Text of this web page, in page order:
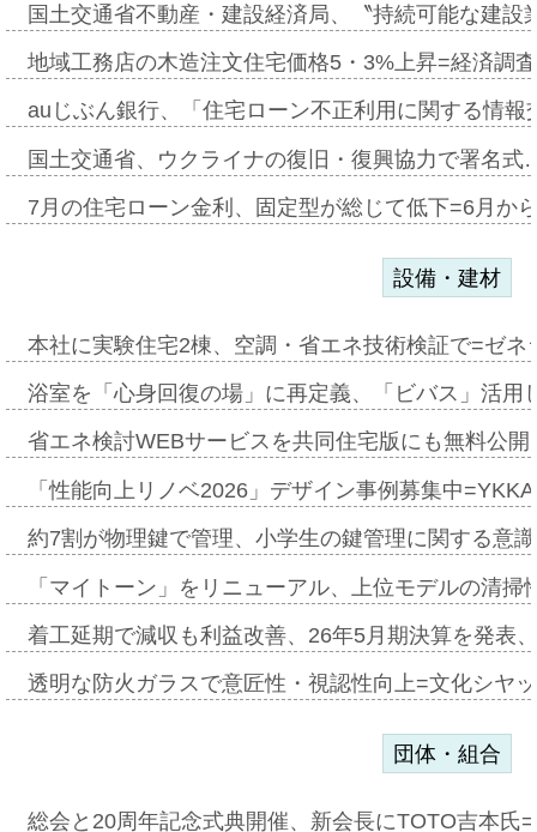
国土交通省不動産・建設経済局、〝持続可能な建
地域工務店の木造注文住宅価格5・3%上昇=経済調
auじぶん銀行、「住宅ローン不正利用に関する情
国土交通省、ウクライナの復旧・復興協力で署名
7月の住宅ローン金利、固定型が総じて低下=6月か
設備・建材
本社に実験住宅2棟、空調・省エネ技術検証で=ゼ
浴室を「心身回復の場」に再定義、「ビバス」活
省エネ検討WEBサービスを共同住宅版にも無料公
「性能向上リノベ2026」デザイン事例募集中
約7割が物理鍵で管理、小学生の鍵管理に関する意
「マイトーン」をリニューアル、上位モデルの清
着工延期で減収も利益改善、26年5月期決算を発表
透明な防火ガラスで意匠性・視認性向上=文化シヤ
団体・組合
総会と20周年記念式典開催、新会長にTOTO吉本氏